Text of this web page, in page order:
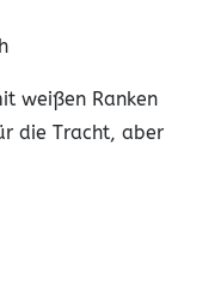
weißen Ranken
die Tracht, aber